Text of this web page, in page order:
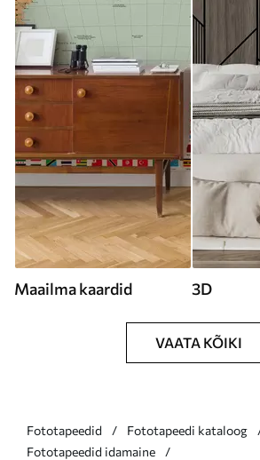
Maailma kaardid 3D
VAATA KÕIKI
Fototapeedid
Fototapeedi kataloog
Fototapeedid idamaine